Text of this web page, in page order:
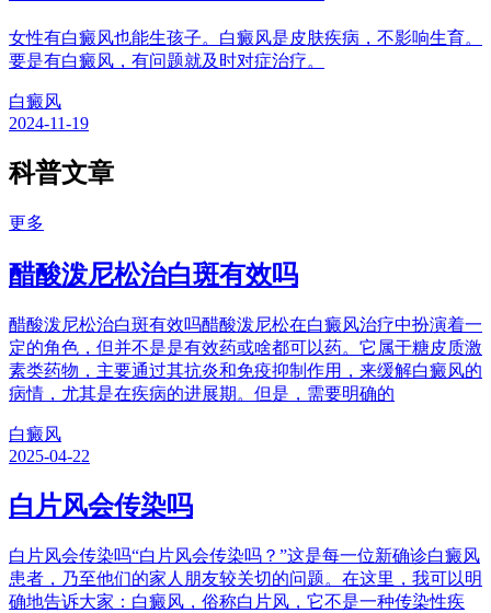
女性有白癜风也能生孩子。白癜风是皮肤疾病，不影响生育。
要是有白癜风，有问题就及时对症治疗。
白癜风
2024-11-19
科普文章
更多
醋酸泼尼松治白斑有效吗
醋酸泼尼松治白斑有效吗醋酸泼尼松在白癜风治疗中扮演着一
定的角色，但并不是是有效药或啥都可以药。它属于糖皮质激
素类药物，主要通过其抗炎和免疫抑制作用，来缓解白癜风的
病情，尤其是在疾病的进展期。但是，需要明确的
白癜风
2025-04-22
白片风会传染吗
白片风会传染吗“白片风会传染吗？”这是每一位新确诊白癜风
患者，乃至他们的家人朋友较关切的问题。在这里，我可以明
确地告诉大家：白癜风，俗称白片风，它不是一种传染性疾